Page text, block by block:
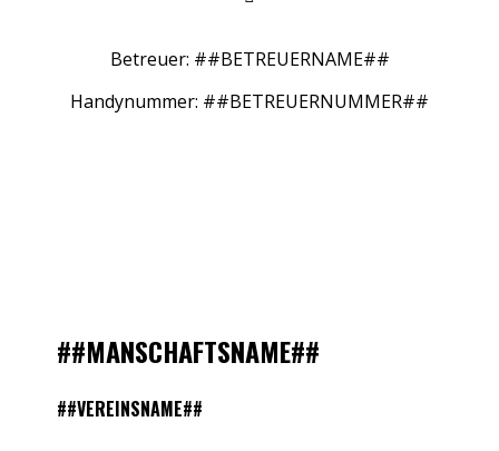
Betreuer: ##BETREUERNAME##
Handynummer: ##BETREUERNUMMER##
##MANSCHAFTSNAME##
##VEREINSNAME##